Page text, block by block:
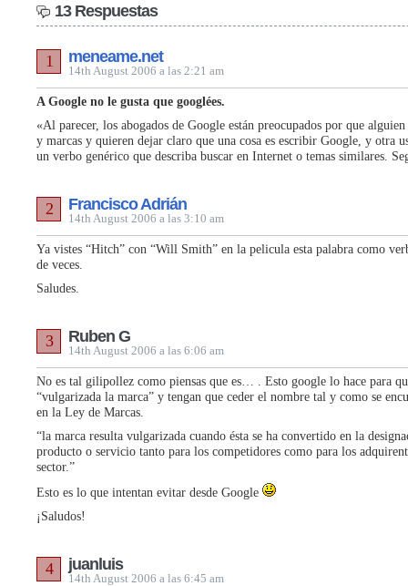
13 Respuestas
meneame.net
14th August 2006 a las 2:21 am
1
A Google no le gusta que googlées.
«Al parecer, los abogados de Google están preocupados por que
y marcas y quieren dejar claro que una cosa es escribir Google, y otra
un verbo genérico que describa buscar en Internet o temas similares.
Francisco Adrián
14th August 2006 a las 3:10 am
2
Ya vistes “Hitch” con “Will Smith” en la pelicula esta palabra como
de veces.
Saludes.
Ruben G
14th August 2006 a las 6:06 am
3
No es tal gilipollez como piensas que es… . Esto google lo hace para
“vulgarizada la marca” y tengan que ceder el nombre tal y como se
en la Ley de Marcas.
“la marca resulta vulgarizada cuando ésta se ha convertido en la
producto o servicio tanto para los competidores como para los
sector.”
Esto es lo que intentan evitar desde Google
¡Saludos!
juanluis
14th August 2006 a las 6:45 am
4